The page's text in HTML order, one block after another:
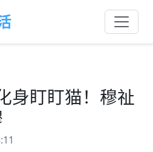
身盯盯猫！穆祉